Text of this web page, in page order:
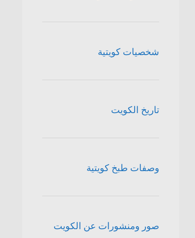
شخصيات كويتية
تاريخ الكويت
وصفات طبخ كويتية
صور ومنشورات عن الكويت